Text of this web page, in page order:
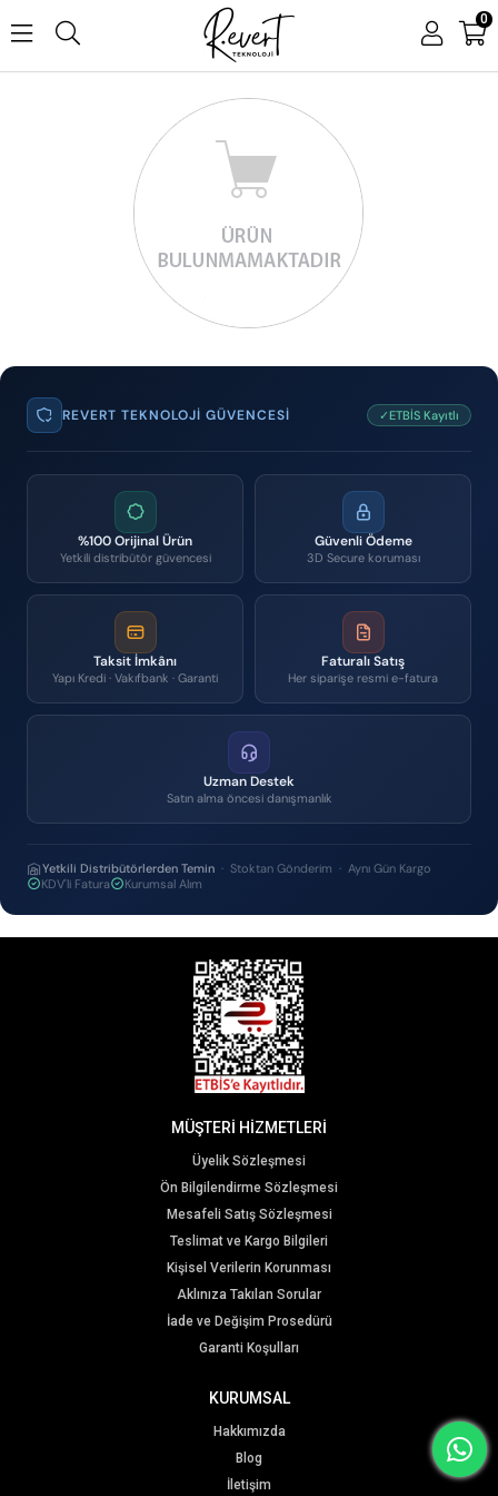
0
REVERT TEKNOLOJI GÜVENCESI ✓ETBİS Kayıtlı
%100 Orijinal Ürün
Yetkili distribütör güvencesi
Güvenli Ödeme
3D Secure koruması
Taksit İmkânı
Yapı Kredi · Vakıfbank · Garanti
Faturalı Satış
Her siparişe resmi e-fatura
Uzman Destek
Satın alma öncesi danışmanlık
Yetkili Distribütörlerden Temin · Stoktan Gönderim · Aynı Gün Kargo
KDV'li Fatura
Kurumsal Alım
MÜŞTERİ HİZMETLERİ
Üyelik Sözleşmesi
Ön Bilgilendirme Sözleşmesi
Mesafeli Satış Sözleşmesi
Teslimat ve Kargo Bilgileri
Kişisel Verilerin Korunması
Aklınıza Takılan Sorular
İade ve Değişim Prosedürü
Garanti Koşulları
KURUMSAL
Hakkımızda
Blog
İletişim